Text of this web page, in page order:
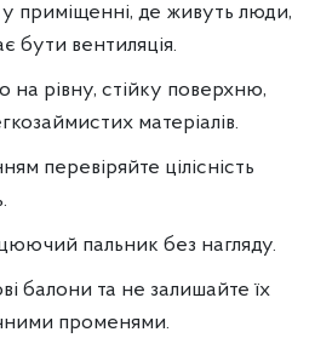
приміщенні, де живуть люди,
бути вентиляція.
на рівну, стійку поверхню,
матеріалів.
перевіряйте цілісність
пальник без нагляду.
балони та не залишайте їх
променями.